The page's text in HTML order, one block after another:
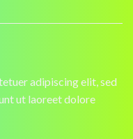
adipiscing elit, sed
ut laoreet dolore